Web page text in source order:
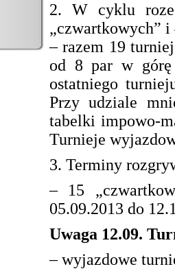
2. W cyklu
„czwartkowych”
– razem 19
od 8 par w górę
ostatniego
Przy udziale
tabelki impowo-
Turnieje w
3. Terminy
– 15
05.09.2013 do
Uwaga 12.09.
– wyjazdowe